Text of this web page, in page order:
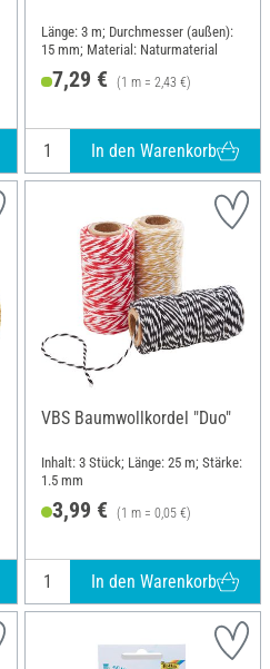
Länge: 3 m; Durchmesser (außen):
15 mm; Material: Naturmaterial
7,29 € (1 m = 2,43 €)
In den Warenkorb
VBS Baumwollkordel "Duo"
Inhalt: 3 Stück; Länge: 25 m; Stärke:
1.5 mm
3,99 € (1 m = 0,05 €)
In den Warenkorb